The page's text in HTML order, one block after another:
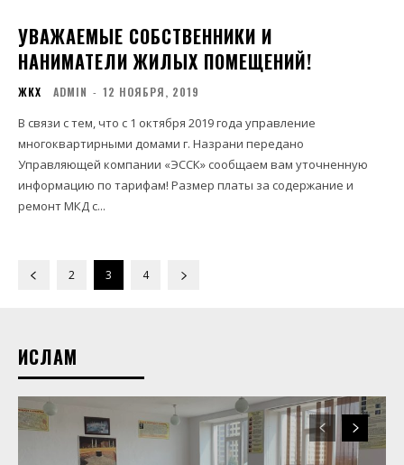
УВАЖАЕМЫЕ СОБСТВЕННИКИ И
НАНИМАТЕЛИ ЖИЛЫХ ПОМЕЩЕНИЙ!
ЖКХ ADMIN - 12 НОЯБРЯ, 2019
В связи с тем, что с 1 октября 2019 года управление
многоквартирными домами г. Назрани передано
Управляющей компании «ЭССК» сообщаем вам уточненную
информацию по тарифам! Размер платы за содержание и
ремонт МКД с...
2 3 4
ИСЛАМ